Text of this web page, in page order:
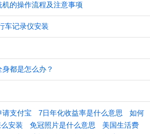
的操作流程及注意事项
车记录仪安装
都是怎么办？
请支付宝 7日年化收益率是什么意思
如何
安装 免冠照片是什么意思
美国生活费